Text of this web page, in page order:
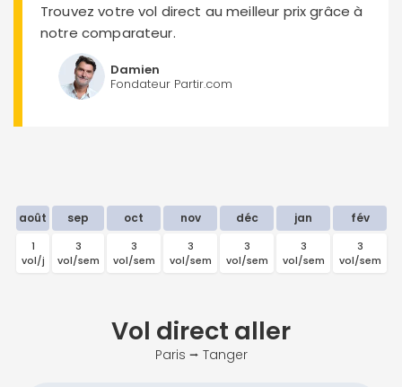
Trouvez votre vol direct au meilleur prix grâce à
notre comparateur.
Damien
Fondateur Partir.com
août sep oct nov déc jan fév
1
vol/j
3
vol/sem
3
vol/sem
3
vol/sem
3
vol/sem
3
vol/sem
3
vol/sem
Vol direct aller
Paris ⭢ Tanger